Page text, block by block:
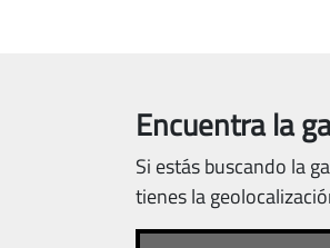
Encuentra la
Si estás buscando la
tienes la